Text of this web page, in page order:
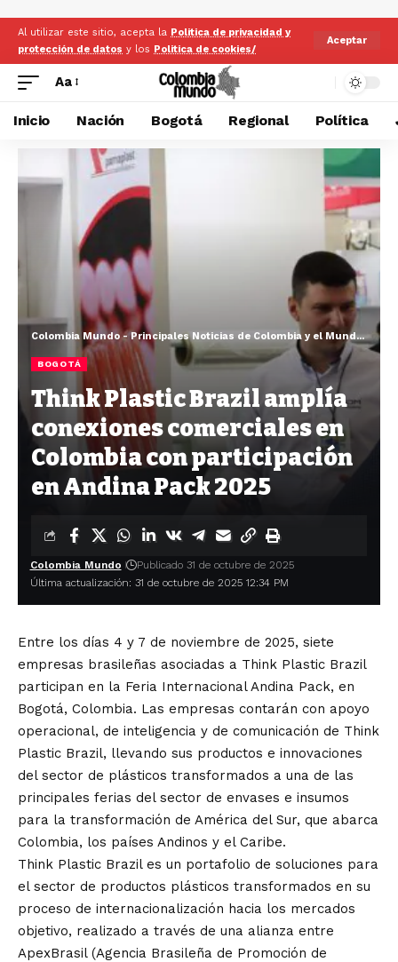
Al utilizar este sitio, acepta la Politica de privacidad y
protección de datos y los Politica de cookies/
Aceptar
Aa
Inicio Nación Bogotá Regional Política
Colombia Mundo - Principales Noticias de Colombia y el Mundo Hoy
BOGOTÁ
Think Plastic Brazil amplía
conexiones comerciales en
Colombia con participación
en Andina Pack 2025
Última actualización: 31 de octubre de 2025 12:34 PM
Colombia Mundo Publicado 31 de octubre de 2025
Entre los días 4 y 7 de noviembre de 2025, siete
empresas brasileñas asociadas a Think Plastic Brazil
participan en la Feria Internacional Andina Pack, en
Bogotá, Colombia. Las empresas contarán con apoyo
operacional, de inteligencia y de comunicación de Think
Plastic Brazil, llevando sus productos e innovaciones
del sector de plásticos transformados a una de las
principales ferias del sector de envases e insumos
para la transformación de América del Sur, que abarca
Colombia, los países Andinos y el Caribe.
Think Plastic Brazil es un portafolio de soluciones para
el sector de productos plásticos transformados en su
proceso de internacionalización hacia los mercados
objetivo, realizado a través de una alianza entre
ApexBrasil (Agencia Brasileña de Promoción de